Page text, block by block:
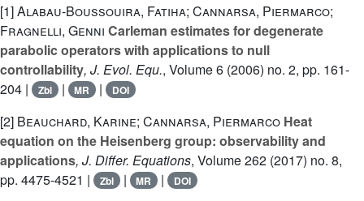
[1]Alabau-Boussouira, Fatiha; Cannarsa, Piermarco;
Fragnelli, Genni Carleman estimates for degenerate
parabolic operators with applications to null
controllability, J. Evol. Equ., Volume 6 (2006) no. 2, pp. 161-
204 |
Zbl | MR | DOI
[2] Beauchard, Karine; Cannarsa, Piermarco Heat
equation on the Heisenberg group: observability and
applications, J. Differ. Equations, Volume 262 (2017) no. 8,
pp. 4475-4521 |
Zbl | MR | DOI